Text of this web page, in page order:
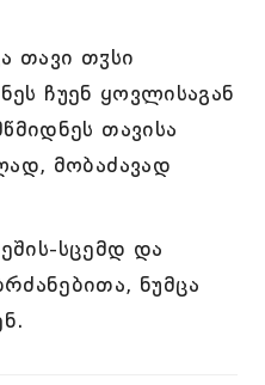
თავი თჳსი
ჩუენ ყოვლისაგან
თავისა
მობაძავად
სცემდ და
ნუმცა